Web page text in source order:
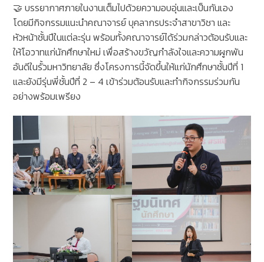
🤝 บรรยากาศภายในงานเต็มไปด้วยความอบอุ่นและเป็นกันเอง
โดยมีกิจกรรมแนะนำคณาจารย์ บุคลากรประจำสาขาวิชา และ
หัวหน้าชั้นปีในแต่ละรุ่น พร้อมทั้งคณาจารย์ได้ร่วมกล่าวต้อนรับและ
ให้โอวาทแก่นักศึกษาใหม่ เพื่อสร้างขวัญกำลังใจและความผูกพัน
อันดีในรั้วมหาวิทยาลัย ซึ่งโครงการนี้จัดขึ้นให้แก่นักศึกษาชั้นปีที่ 1
และยังมีรุ่นพี่ชั้นปีที่ 2 – 4 เข้าร่วมต้อนรับและทำกิจกรรมร่วมกัน
อย่างพร้อมเพรียง